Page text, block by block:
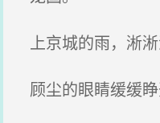
上京城的雨，淅淅
顾尘的眼睛缓缓睁